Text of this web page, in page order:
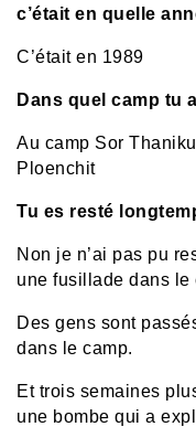
c’était en quelle
C’était en 1989
Dans quel camp tu
Au camp Sor
Ploenchit
Tu es resté
Non je n’ai pas pu
une fusillade dans le
Des gens sont
dans le camp.
Et trois semaines
une bombe qui a